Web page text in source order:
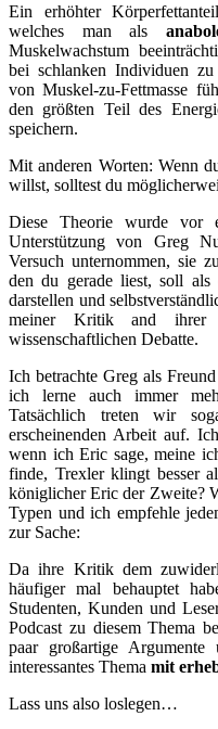
Ein erhöhter
welches man als
Muskelwachstum
bei schlanken Individuen
von Muskel-zu-Fettmasse
den größten Teil des
speichern.
Mit anderen Worten: Wenn
willst, solltest du
Diese Theorie wurde
Unterstützung von Greg
Versuch unternommen, sie
den du gerade liest, soll
darstellen und
meiner Kritik and
wissenschaftlichen Debatte.
Ich betrachte Greg als
ich lerne auch immer
Tatsächlich treten wir
erscheinenden Arbeit auf.
wenn ich Eric sage, meine
finde, Trexler klingt besser
königlicher Eric der Zweite?
Typen und ich empfehle
zur Sache:
Da ihre Kritik dem
häufiger mal behauptet
Studenten, Kunden und
Podcast zu diesem Thema
paar großartige
interessantes Thema mit
Lass uns also loslegen…